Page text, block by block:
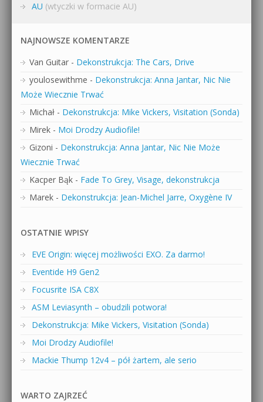
AU (wtyczki w formacie AU)
NAJNOWSZE KOMENTARZE
Van Guitar - Dekonstrukcja: The Cars, Drive
youlosewithme - Dekonstrukcja: Anna Jantar, Nic Nie
Może Wiecznie Trwać
Michał - Dekonstrukcja: Mike Vickers, Visitation (Sonda)
Mirek - Moi Drodzy Audiofile!
Gizoni - Dekonstrukcja: Anna Jantar, Nic Nie Może
Wiecznie Trwać
Kacper Bąk - Fade To Grey, Visage, dekonstrukcja
Marek - Dekonstrukcja: Jean-Michel Jarre, Oxygène IV
OSTATNIE WPISY
EVE Origin: więcej możliwości EXO. Za darmo!
Eventide H9 Gen2
Focusrite ISA C8X
ASM Leviasynth – obudzili potwora!
Dekonstrukcja: Mike Vickers, Visitation (Sonda)
Moi Drodzy Audiofile!
Mackie Thump 12v4 – pół żartem, ale serio
WARTO ZAJRZEĆ